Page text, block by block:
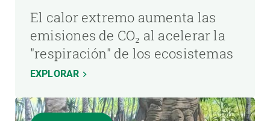
El calor extremo aumenta las
emisiones de CO₂ al acelerar la
"respiración" de los ecosistemas
EXPLORAR